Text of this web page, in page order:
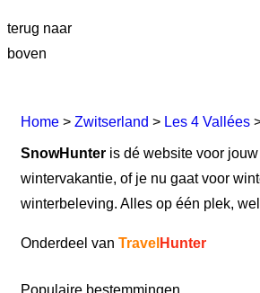
terug naar
boven
Home > Zwitserland > Les 4 Vallées
SnowHunter is dé website voor
wintervakantie, of je nu gaat voor
winterbeleving. Alles op één plek,
Onderdeel van Travel Hunter
Populaire bestemmingen